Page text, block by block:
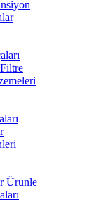
Ürünle